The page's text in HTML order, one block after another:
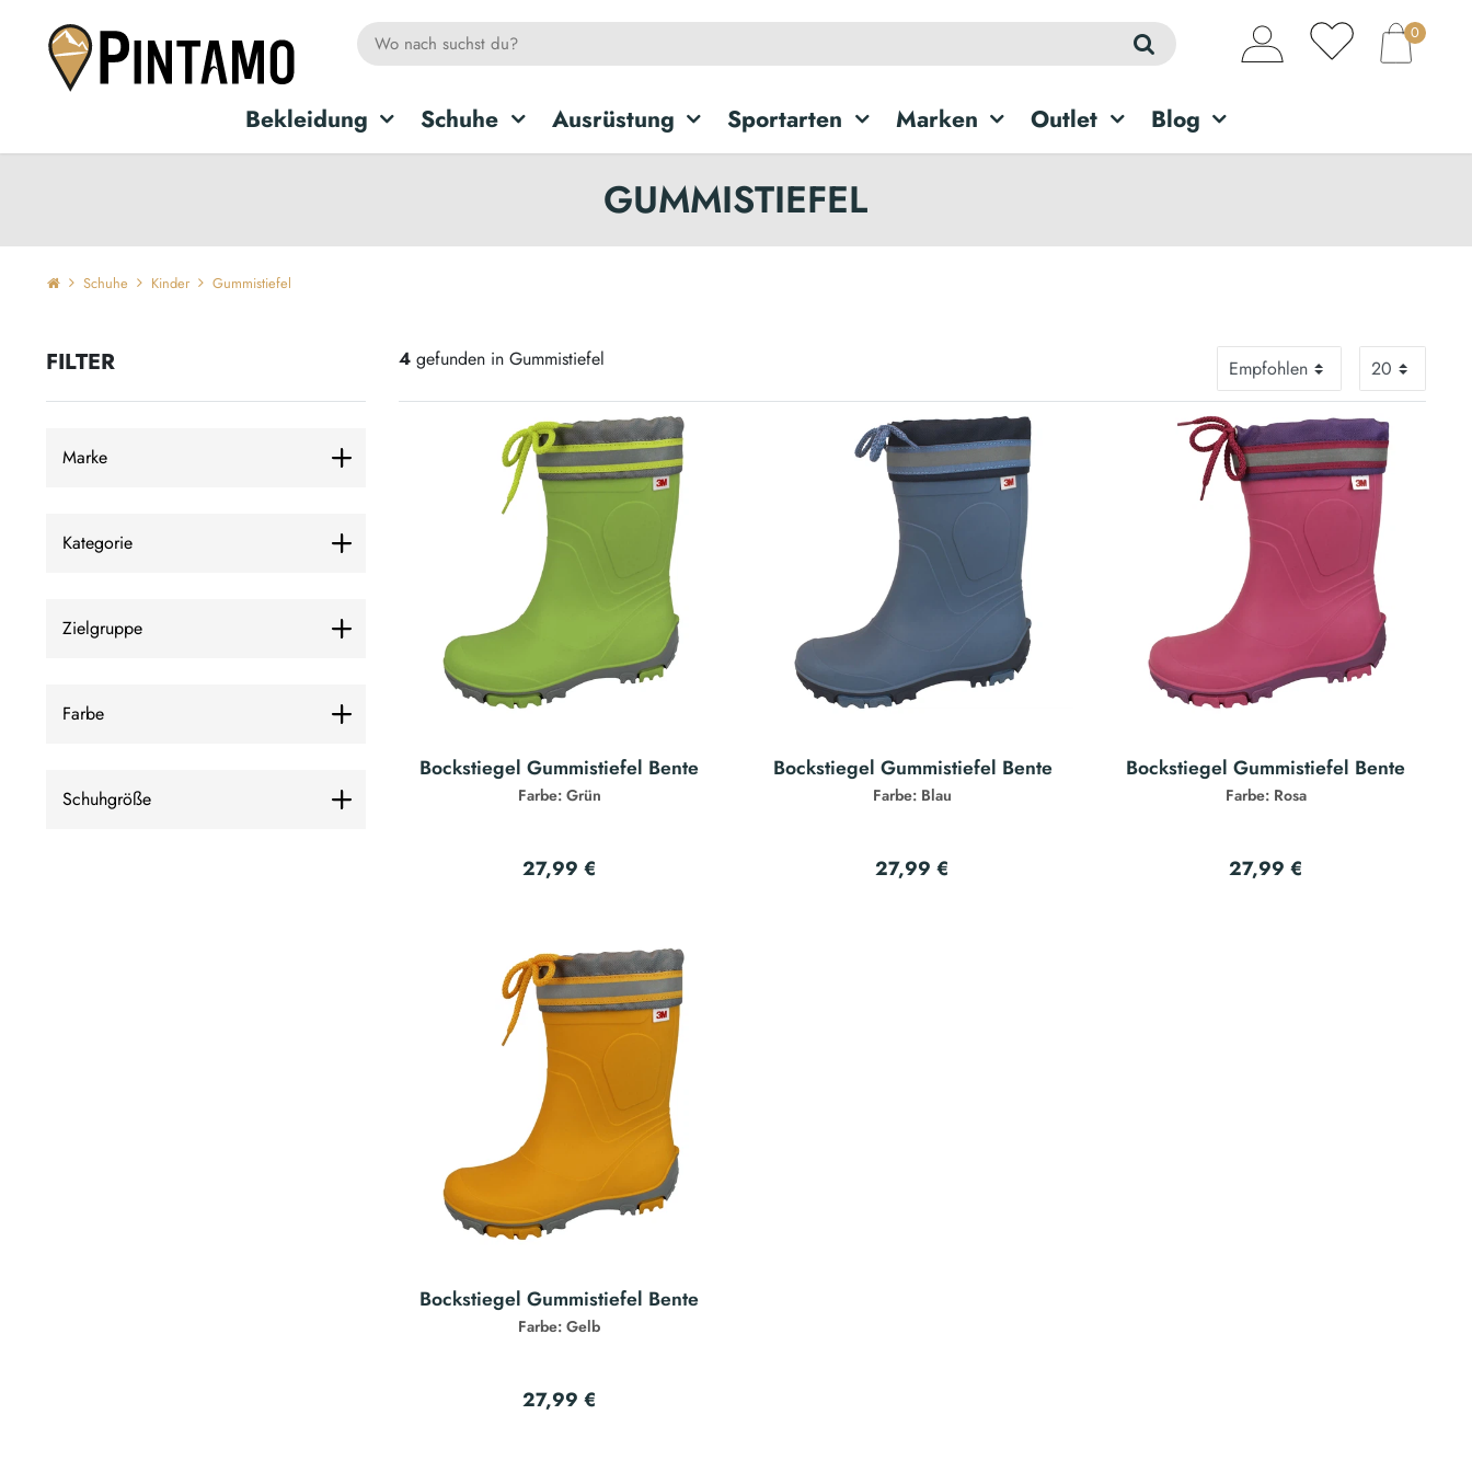
Bekleidung Schuhe Ausrüstung Sportarten Marken Outlet Blog
0
GUMMISTIEFEL
Schuhe Kinder Gummistiefel
FILTER
Marke
Kategorie
Zielgruppe
Farbe
Schuhgröße
4 gefunden in Gummistiefel
Bockstiegel Gummistiefel Bente
Farbe: Grün
27,99 €
Bockstiegel Gummistiefel Bente
Farbe: Blau
27,99 €
Bockstiegel Gummistiefel Bente
Farbe: Rosa
27,99 €
Bockstiegel Gummistiefel Bente
Farbe: Gelb
27,99 €